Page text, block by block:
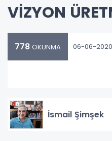
VİZYON
778 OKUNMA 06-06-2020
İsmail Şimşek